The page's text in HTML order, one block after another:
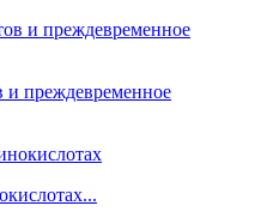
преждевременное